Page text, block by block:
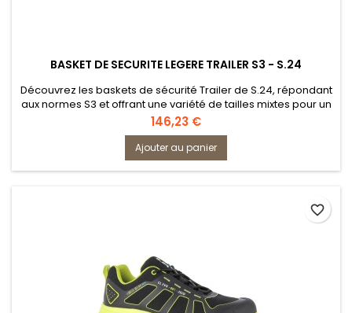
BASKET DE SECURITE LEGERE TRAILER S3 - S.24
Découvrez les baskets de sécurité Trailer de S.24, répondant
aux normes S3 et offrant une variété de tailles mixtes pour un
ajustement parfait. Ces chaussures de type trail, légères et
inspirées du monde sportif, allient style et fonctionnalité pour
garantir un confort exceptionnel au travail.
Prix
146,23 €
Ajouter au panier
favorite_border